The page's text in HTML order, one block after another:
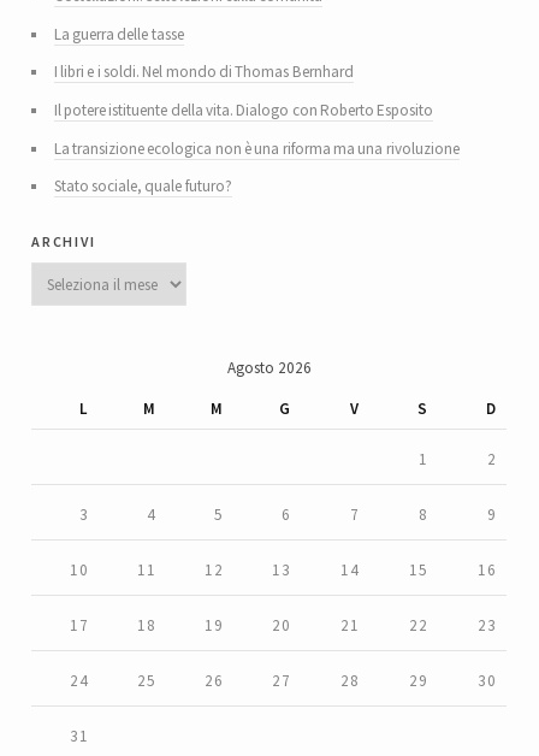
La guerra delle tasse
I libri e i soldi. Nel mondo di Thomas Bernhard
Il potere istituente della vita. Dialogo con Roberto Esposito
La transizione ecologica non è una riforma ma una rivoluzione
Stato sociale, quale futuro?
archivi
Agosto 2026
L
M M G V S D
1 2
3 4 5 6 7 8 9
10 11 12 13 14 15 16
17 18 19 20 21 22 23
24 25 26 27 28 29 30
31